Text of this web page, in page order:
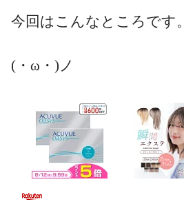
今回はこんなところです。
(・ω・)ノ